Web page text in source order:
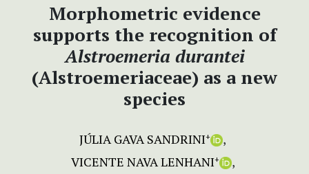
Morphometric evidence
supports the recognition of
Alstroemeria durantei
(Alstroemeriaceae) as a new
species
JÚLIA GAVA SANDRINI+
VICENTE NAVA LENHANI+